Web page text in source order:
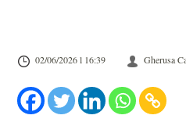
02/06/2026 l 16:39 Gherusa